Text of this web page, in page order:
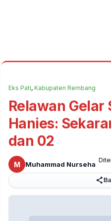
Eks Pati, Kabupaten Rembang
Relawan Gelar
Hanies:
dan 02
M Muhammad Nurseha